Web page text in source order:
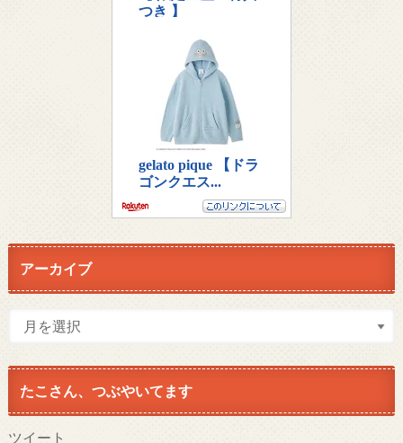
アーカイブ
たこさん、つぶやいてます
ツイート